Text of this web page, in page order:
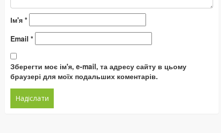
Ім'я *
Email *
Зберегти моє ім'я, e-mail, та адресу сайту в цьому
браузері для моїх подальших коментарів.